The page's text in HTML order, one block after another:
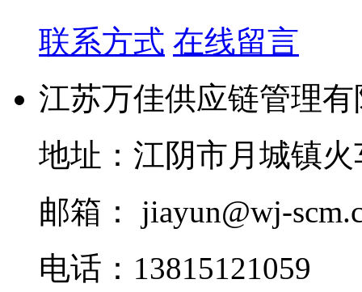
联系方式 在线留言
江苏万佳供应链管理
地址：江阴市月城镇火
邮箱： jiayun@wj-
电话：13815121059